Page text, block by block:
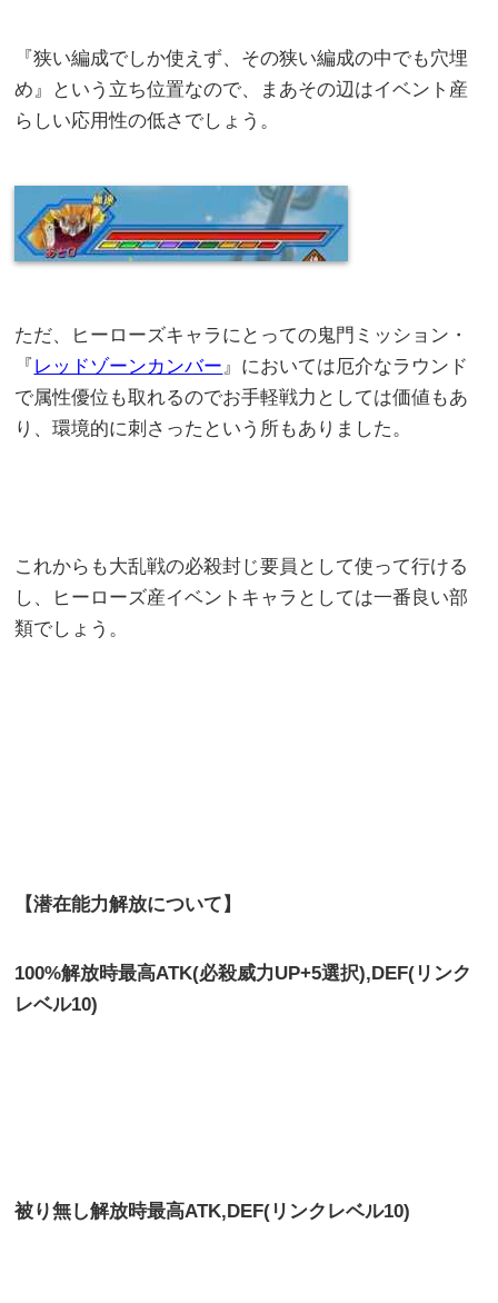
『狭い編成でしか使えず、その狭い編成の中でも穴埋
め』という立ち位置なので、まあその辺はイベント産
らしい応用性の低さでしょう。
ただ、ヒーローズキャラにとっての鬼門ミッション・
『 レッドゾーンカンバー 』においては厄介なラウンド
で属性優位も取れるのでお手軽戦力としては価値もあ
り、環境的に刺さったという所もありました。
これからも大乱戦の必殺封じ要員として使って行ける
し、ヒーローズ産イベントキャラとしては一番良い部
類でしょう。
【潜在能力解放について】
100%解放時最高ATK(必殺威力UP+5選択),DEF(リンク
レベル10)
被り無し解放時最高ATK,DEF(リンクレベル10)